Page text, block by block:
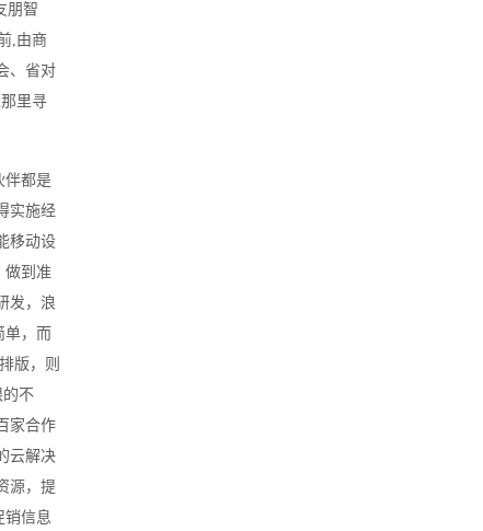
朋智
,由商
、省对
里寻
伴都是
实施经
移动设
做到准
发，浪
单，而
版，则
的不
家合作
云解决
源，提
销信息